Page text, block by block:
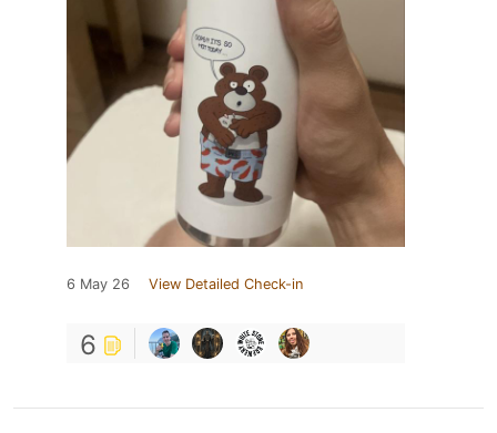
6 May 26 View Detailed Check-in
6